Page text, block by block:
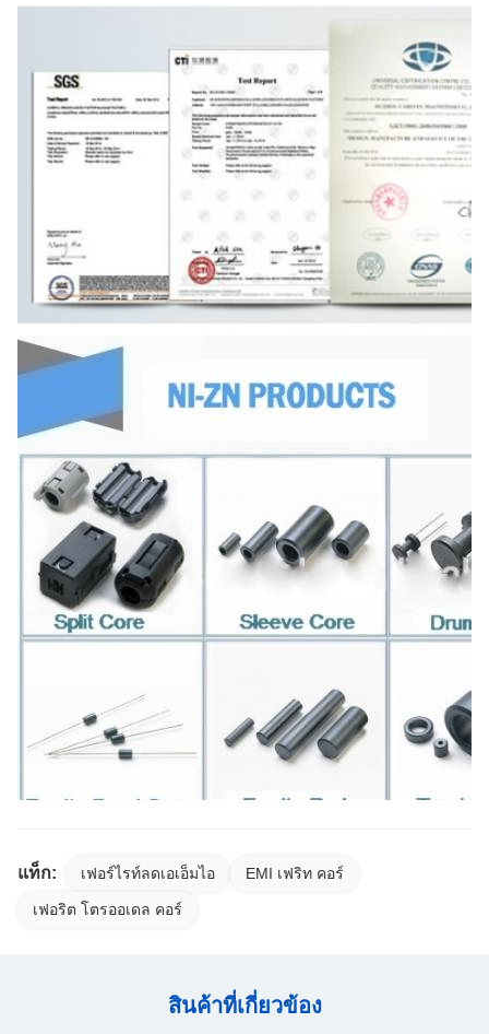
แท็ก: เฟอร์ไรท์ลดเอเอ็มไอ EMI เฟริท คอร์
เฟอริต โตรออเดล คอร์
สินค้าที่เกี่ยวข้อง